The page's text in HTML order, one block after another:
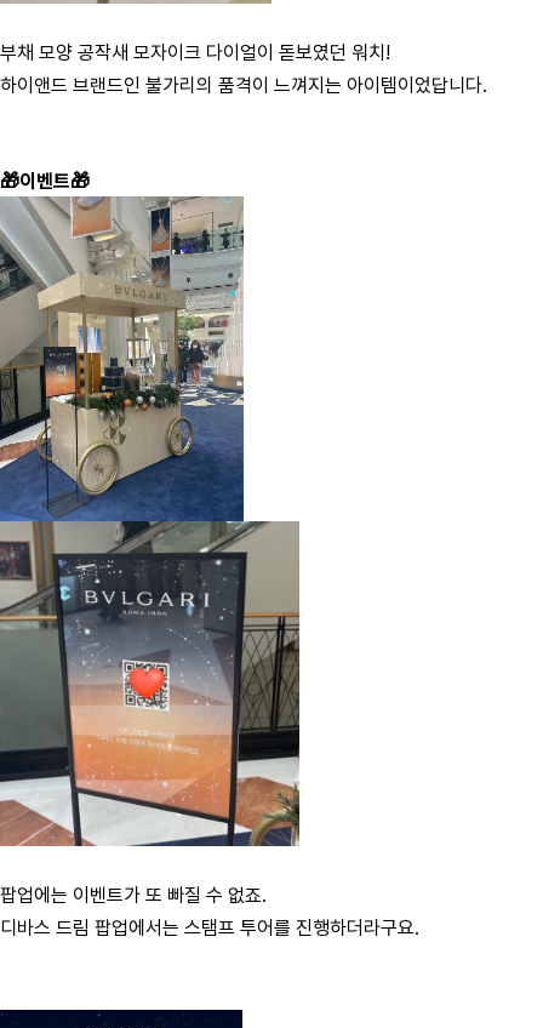
부채 모양 공작새 모자이크 다이얼이 돋보였던 워치!
하이앤드 브랜드인 불가리의 품격이 느껴지는 아이템이었답니다.
🎁이벤트🎁
팝업에는 이벤트가 또 빠질 수 없죠.
디바스 드림 팝업에서는 스탬프 투어를 진행하더라구요.